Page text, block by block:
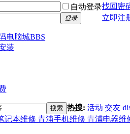
自动登录找回密
登录 立即注
电脑城BBS
装
搜索 热搜: 活动 交友
记本维修 青浦手机维修 青浦电器维